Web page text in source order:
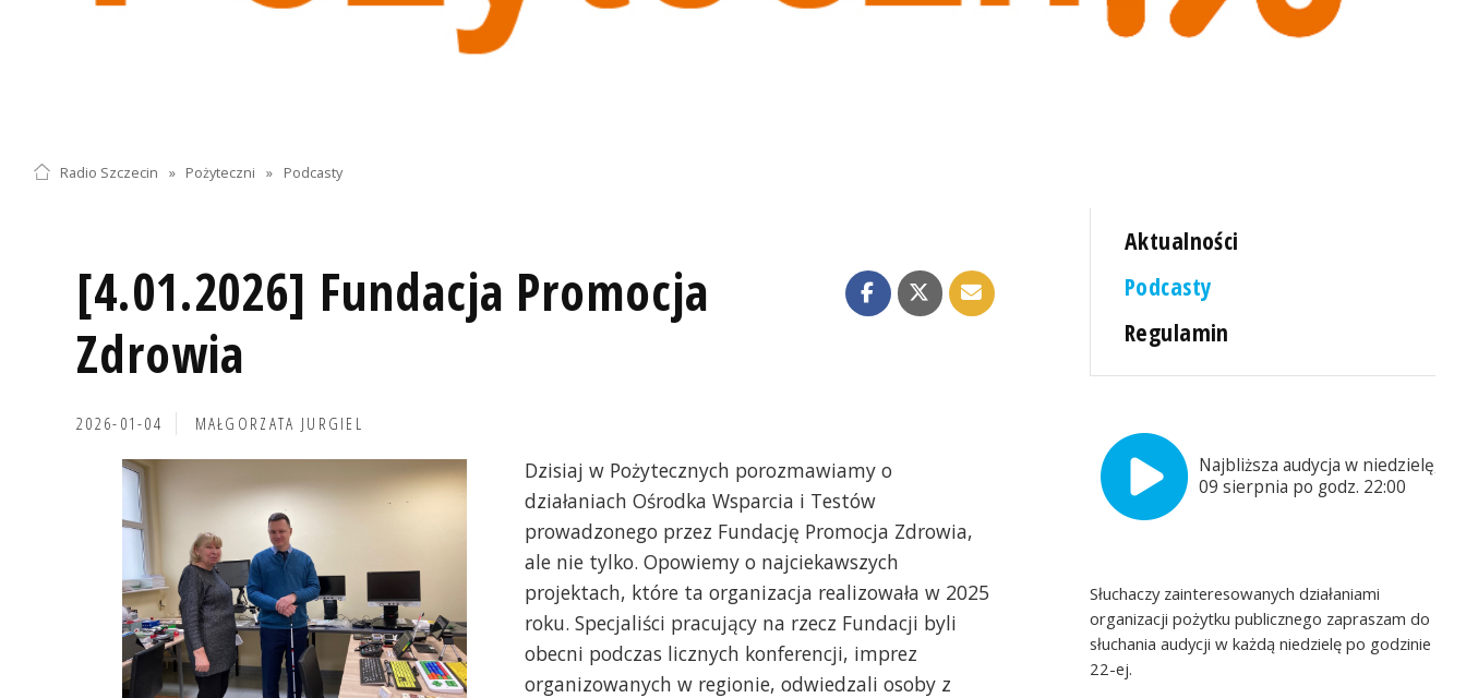
Radio Szczecin » Pożyteczni » Podcasty
[4.01.2026] Fundacja Promocja
Zdrowia
2026-01-04 MAŁGORZATA JURGIEL
Dzisiaj w Pożytecznych porozmawiamy o
działaniach Ośrodka Wsparcia i Testów
prowadzonego przez Fundację Promocja Zdrowia,
ale nie tylko. Opowiemy o najciekawszych
projektach, które ta organizacja realizowała w 2025
roku. Specjaliści pracujący na rzecz Fundacji byli
obecni podczas licznych konferencji, imprez
organizowanych w regionie, odwiedzali osoby z
Aktualności
Podcasty
Regulamin
Najbliższa audycja w niedzielę,
09 sierpnia po godz. 22:00
Słuchaczy zainteresowanych działaniami
organizacji pożytku publicznego zapraszam do
słuchania audycji w każdą niedzielę po godzinie
22-ej.